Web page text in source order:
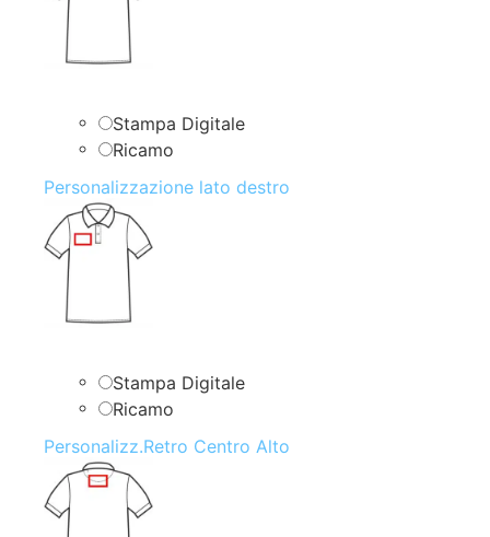
Stampa Digitale
Ricamo
Personalizzazione lato destro
Stampa Digitale
Ricamo
Personalizz.Retro Centro Alto